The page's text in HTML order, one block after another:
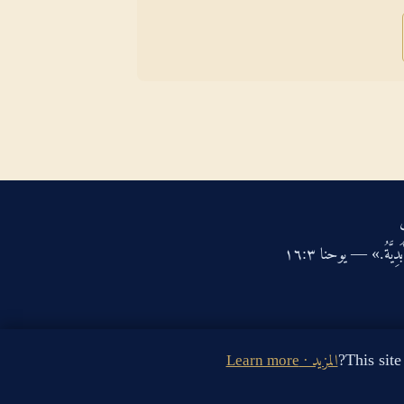
— يوحنا ‏٣‏:‏١٦‏
المزيد · Learn more